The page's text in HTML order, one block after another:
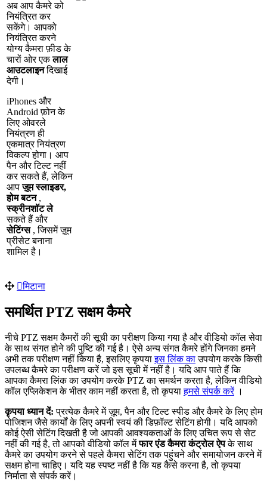
अब आप कमर क
नयतत कर
सकग। आपक
नयतत करन
यगय कमर फड क
चर ओर एक लल
आउटलइन दखई
दग ।
iPhones और
Android फन क
लए ओवरल
नयतरण ह
एकमतर नयतरण
वकलप हग । आप
पन और टलट नह
कर सकत ह, लकन
आप जम सलइडर,
हम बटन ,
सकरनशट ल
सकत ह और
सटगस , जसम जम
परसट बनन
शमल ह ।
मटन
समरत PTZ सकम कमर
नच PTZ सकम कमर क सच क परकण कय गय ह और वडय कल सव
क सथ सगत हन क पष क गई ह । ऐस अनय सगत कमर हग जनक हमन
अभ तक परकण नह कय ह, इसलए कपय इस लक क उपयग करक कस
उपलबध कमर क परकण कर ज इस सच म नह ह । यद आप पत ह क
आपक कमर लक क उपयग करक PTZ क समरन करत ह, लकन वडय
कल एपकशन क भतर कम नह करत ह, त कपय हमस सपर कर ।
कपय धयन द: परतयक कमर म जम, पन और टलट सपड और कमर क लए हम
पजशन जस कर क लए अपन सवय क डफलट सटग हग । यद आपक
कई ऐस सटग दखत ह ज आपक आवशयकतओ क लए उचत रप स सट
नह क गई ह, त आपक वडय कल म फर एड कमर कटरल ऐप क सथ
कमर क उपयग करन स पहल कमर सटग तक पहचन और समयजन करन म
सकम हन चहए । यद यह सपषट नह ह क यह कस करन ह, त कपय
नरत स सपर कर।